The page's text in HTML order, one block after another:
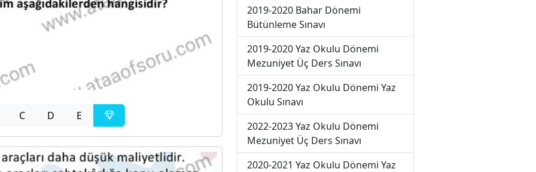
C D E
2019-2020 Bahar Dönemi
Bütünleme Sınavı
2019-2020 Yaz Okulu Dönemi
Mezuniyet Üç Ders Sınavı
2019-2020 Yaz Okulu Dönemi Yaz
Okulu Sınavı
2022-2023 Yaz Okulu Dönemi
Mezuniyet Üç Ders Sınavı
2020-2021 Yaz Okulu Dönemi Yaz